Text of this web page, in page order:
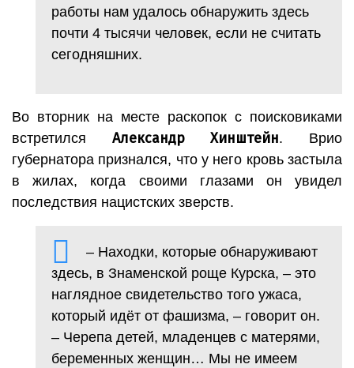
работы нам удалось обнаружить здесь
почти 4 тысячи человек, если не считать
сегодняшних.
Во вторник на месте раскопок с поисковиками
встретился Александр Хинштейн. Врио
губернатора признался, что у него кровь застыла
в жилах, когда своими глазами он увидел
последствия нацистских зверств.
– Находки, которые обнаруживают
здесь, в Знаменской роще Курска, – это
наглядное свидетельство того ужаса,
который идёт от фашизма, – говорит он.
– Черепа детей, младенцев с матерями,
беременных женщин… Мы не имеем